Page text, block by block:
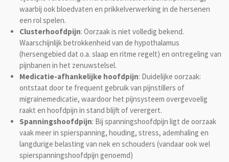
waarbij ook bloedvaten en prikkelverwerking in de hersenen
een rol spelen.
Clusterhoofdpijn: Oorzaak is niet volledig bekend.
Waarschijnlijk betrokkenheid van de hypothalamus
(hersengebied dat o.a. slaap en ritme regelt) en ontregeling van
pijnbanen in het zenuwstelsel.
Medicatie-afhankelijke hoofdpijn: Duidelijke oorzaak:
ontstaat door te frequent gebruik van pijnstillers of
migrainemedicatie, waardoor het pijnsysteem overgevoelig
raakt en hoofdpijn in stand blijft of verergert.
Spanningshoofdpijn: Bij spanningshoofdpijn ligt de oorzaak
vaak meer in spierspanning, houding, stress, ademhaling en
langdurige belasting van nek en schouders (vandaar ook wel
spierspanningshoofdpijn genoemd)